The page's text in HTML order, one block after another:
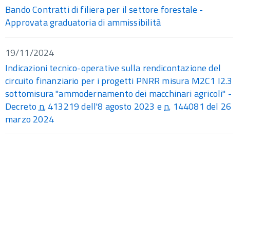
Bando Contratti di filiera per il settore forestale -
Approvata graduatoria di ammissibilità
19/11/2024
Indicazioni tecnico-operative sulla rendicontazione del
circuito finanziario per i progetti PNRR misura M2C1 I2.3
sottomisura "ammodernamento dei macchinari agricoli" -
Decreton.413219 dell'8 agosto 2023 en. 144081 del 26
marzo 2024